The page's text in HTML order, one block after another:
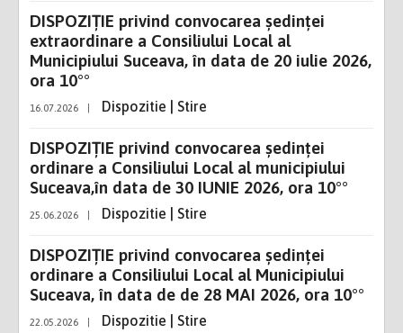
DISPOZIŢIE privind convocarea şedinţei
extraordinare a Consiliului Local al
Municipiului Suceava, în data de 20 iulie 2026,
ora 10°°
16.07.2026 Dispozitie | Stire
DISPOZIŢIE privind convocarea şedinţei
ordinare a Consiliului Local al municipiului
Suceava,în data de 30 IUNIE 2026, ora 10°°
25.06.2026 Dispozitie | Stire
DISPOZIŢIE privind convocarea şedinţei
ordinare a Consiliului Local al Municipiului
Suceava, în data de de 28 MAI 2026, ora 10°°
22.05.2026 Dispozitie | Stire